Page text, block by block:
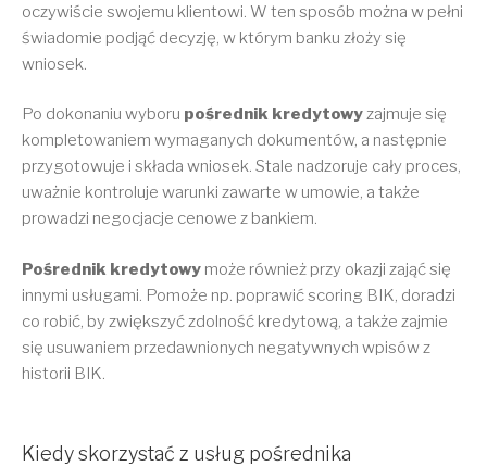
oczywiście swojemu klientowi. W ten sposób można w pełni
świadomie podjąć decyzję, w którym banku złoży się
wniosek.
Po dokonaniu wyboru pośrednik kredytowyzajmuje się
kompletowaniem wymaganych dokumentów, a następnie
przygotowuje i składa wniosek. Stale nadzoruje cały proces,
uważnie kontroluje warunki zawarte w umowie, a także
prowadzi negocjacje cenowe z bankiem.
Pośrednik kredytowy może również przy okazji zająć się
innymi usługami. Pomoże np. poprawić scoring BIK, doradzi
co robić, by zwiększyć zdolność kredytową, a także zajmie
się usuwaniem przedawnionych negatywnych wpisów z
historii BIK.
Kiedy skorzystać z usług pośrednika